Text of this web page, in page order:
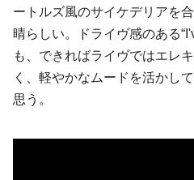
ートルズ風のサイケデリアを
晴らしい。ドライヴ感のある
も、できればライヴではエレ
く、軽やかなムードを活かし
思う。